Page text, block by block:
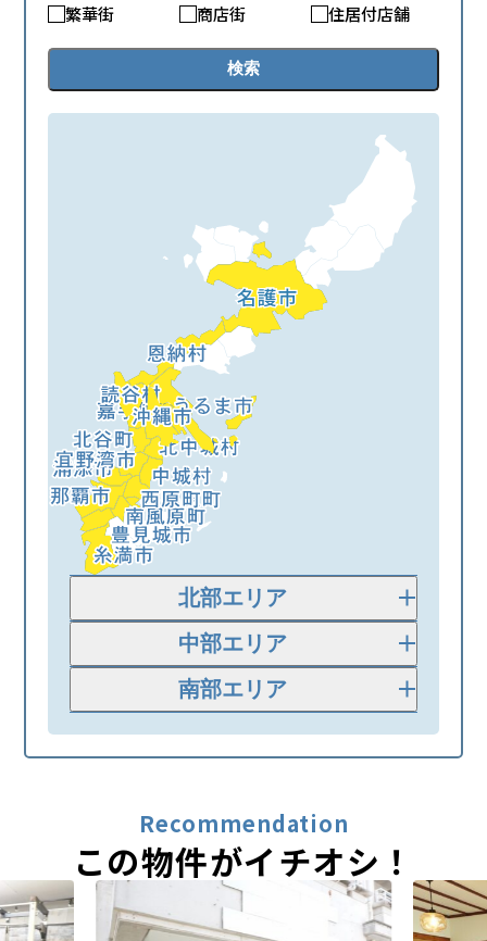
繁華街
商店街 住居付店舗
検索
北部エリア
恩納村
中部エリア
読谷村
宜野湾市
西原町
中城村
浦添市
南部エリア
Recommendation
この物件がイチオシ！